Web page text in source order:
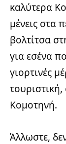
καλύτερα
μένεις στα
βολτίτσα
για εσένα
γιορτινές
Κομοτηνή.
Άλλωστε,